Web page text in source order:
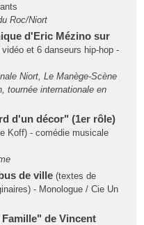
Roc/Niort
d'Eric Mézino sur
et 6 danseurs hip-hop -
Niort, Le Manège-Scène
tournée internationale en
d'un décor" (1er rôle)
Koff) - comédie musicale
de ville(textes de
- Monologue / Cie Un
de Vincent